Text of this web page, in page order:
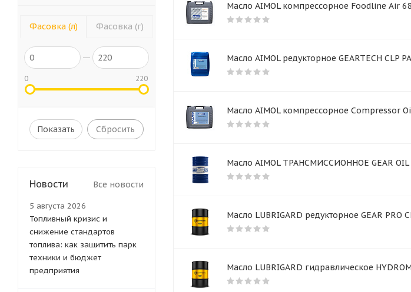
Масло AIMOL компрессорное Foodline Air
Масло AIMOL редукторное GEARTECH CLP
Масло AIMOL компрессорное Compressor
Масло AIMOL ТРАНСМИССИОННОЕ GEAR OIL
Масло LUBRIGARD редукторное GEAR PRO
Масло LUBRIGARD гидравлическое
Фасовка (л)
0 220
Фасовка (г)
Сбросить
Новости Все новости
5 августа 2026
Топливный кризис и
снижение стандартов
топлива: как защитить парк
техники и бюджет
предприятия